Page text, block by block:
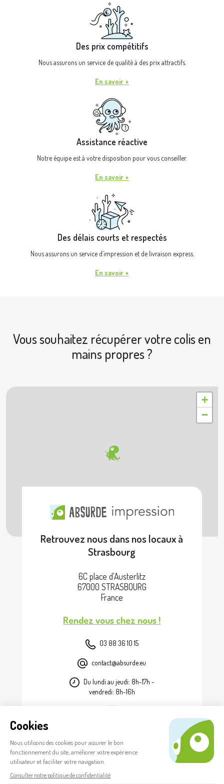
Des prix compétitifs
Nous assurons un service de qualité à des prix attractifs.
En savoir +
Assistance réactive
Notre équipe est à votre disposition pour vous conseiller.
En savoir +
Des délais courts et respectés
Nous assurons un service d’impression et de livraison express.
En savoir +
Vous souhaitez récupérer votre colis en
mains propres ?
+
−
Retrouvez nous dans nos locaux à
Strasbourg
6C place d'Austerlitz
67000 STRASBOURG
France
Rendez vous chez nous !
03 88 36 10 15
contact@absurde.eu
Du lundi au jeudi: 8h-17h -
vendredi: 8h-16h